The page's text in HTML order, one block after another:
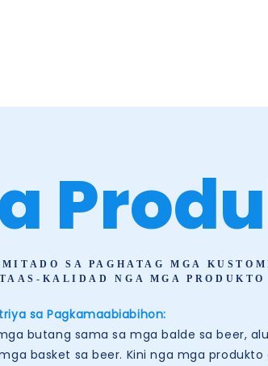
SA PAGHATAGMGA
TAAS-KALIDAD NGA MGA PRODUKTO
sa Pagkamaabiabihon:
butang sama sa mga balde sa beer,
basket sa beer. Kini nga mga